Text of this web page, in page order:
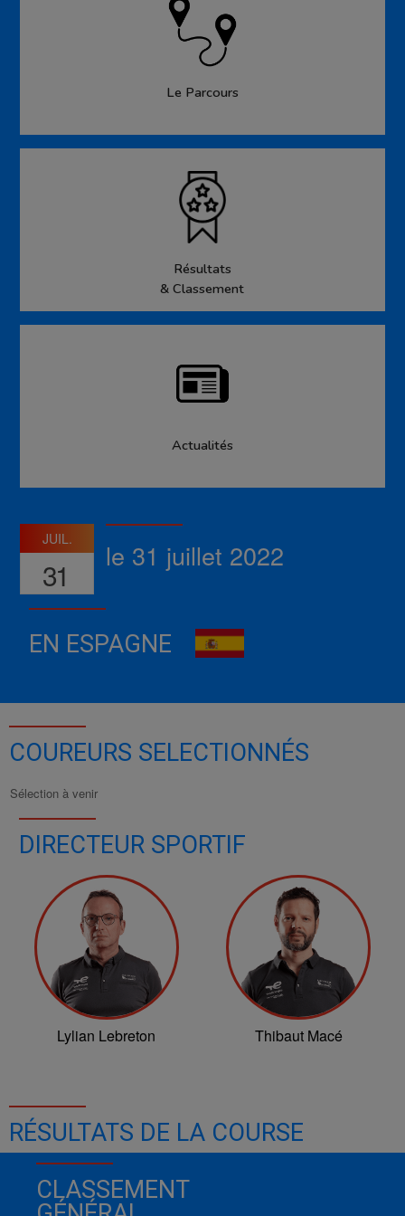
Le Parcours
Résultats
& Classement
Actualités
JUIL.
31
le 31 juillet 2022
EN ESPAGNE
COUREURS SELECTIONNÉS
Sélection à venir
DIRECTEUR SPORTIF
Lylian Lebreton Thibaut Macé
RÉSULTATS DE LA COURSE
CLASSEMENT